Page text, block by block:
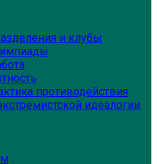
и клубы
противодействия
идеалогии